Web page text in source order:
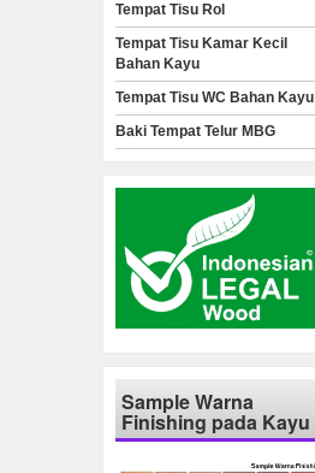
Tempat Tisu Rol
Tempat Tisu Kamar Kecil
Bahan Kayu
Tempat Tisu WC Bahan Kayu
Baki Tempat Telur MBG
Sample Warna
Finishing pada Kayu